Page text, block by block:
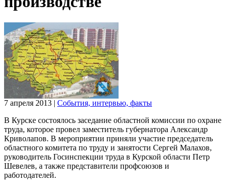
7 апреля 2013 | События, интервью, факты
В Курске состоялось заседание областной комиссии по охране
труда, которое провел заместитель губернатора Александр
Криволапов. В мероприятии приняли участие председатель
областного комитета по труду и занятости Сергей Малахов,
руководитель Госинспекции труда в Курской области Петр
Шевелев, а также представители профсоюзов и
работодателей.